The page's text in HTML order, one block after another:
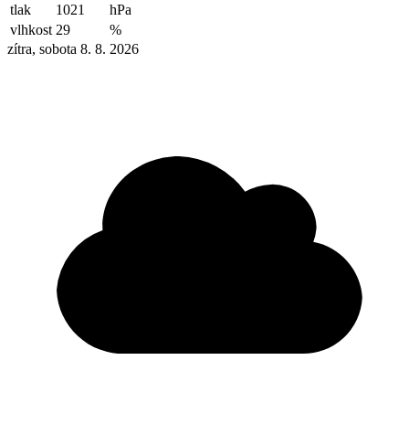
tlak
1021
hPa
vlhkost 29
%
zítra, sobota 8. 8. 2026